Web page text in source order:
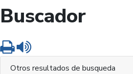
Buscador
Imprimir
Otros resultados de busqueda